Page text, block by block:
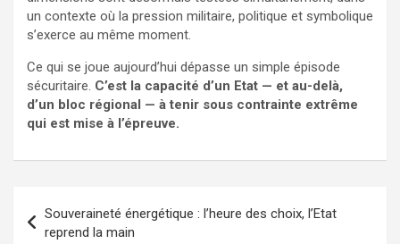
un contexte où la pression militaire, politique et symbolique
s’exerce au même moment.
Ce qui se joue aujourd’hui dépasse un simple épisode
sécuritaire. C’est la capacité d’un Etat — et au-delà,
d’un bloc régional — à tenir sous contrainte extrême
qui est mise à l’épreuve.
de
Souveraineté énergétique : l’heure des choix, l’Etat
reprend la main